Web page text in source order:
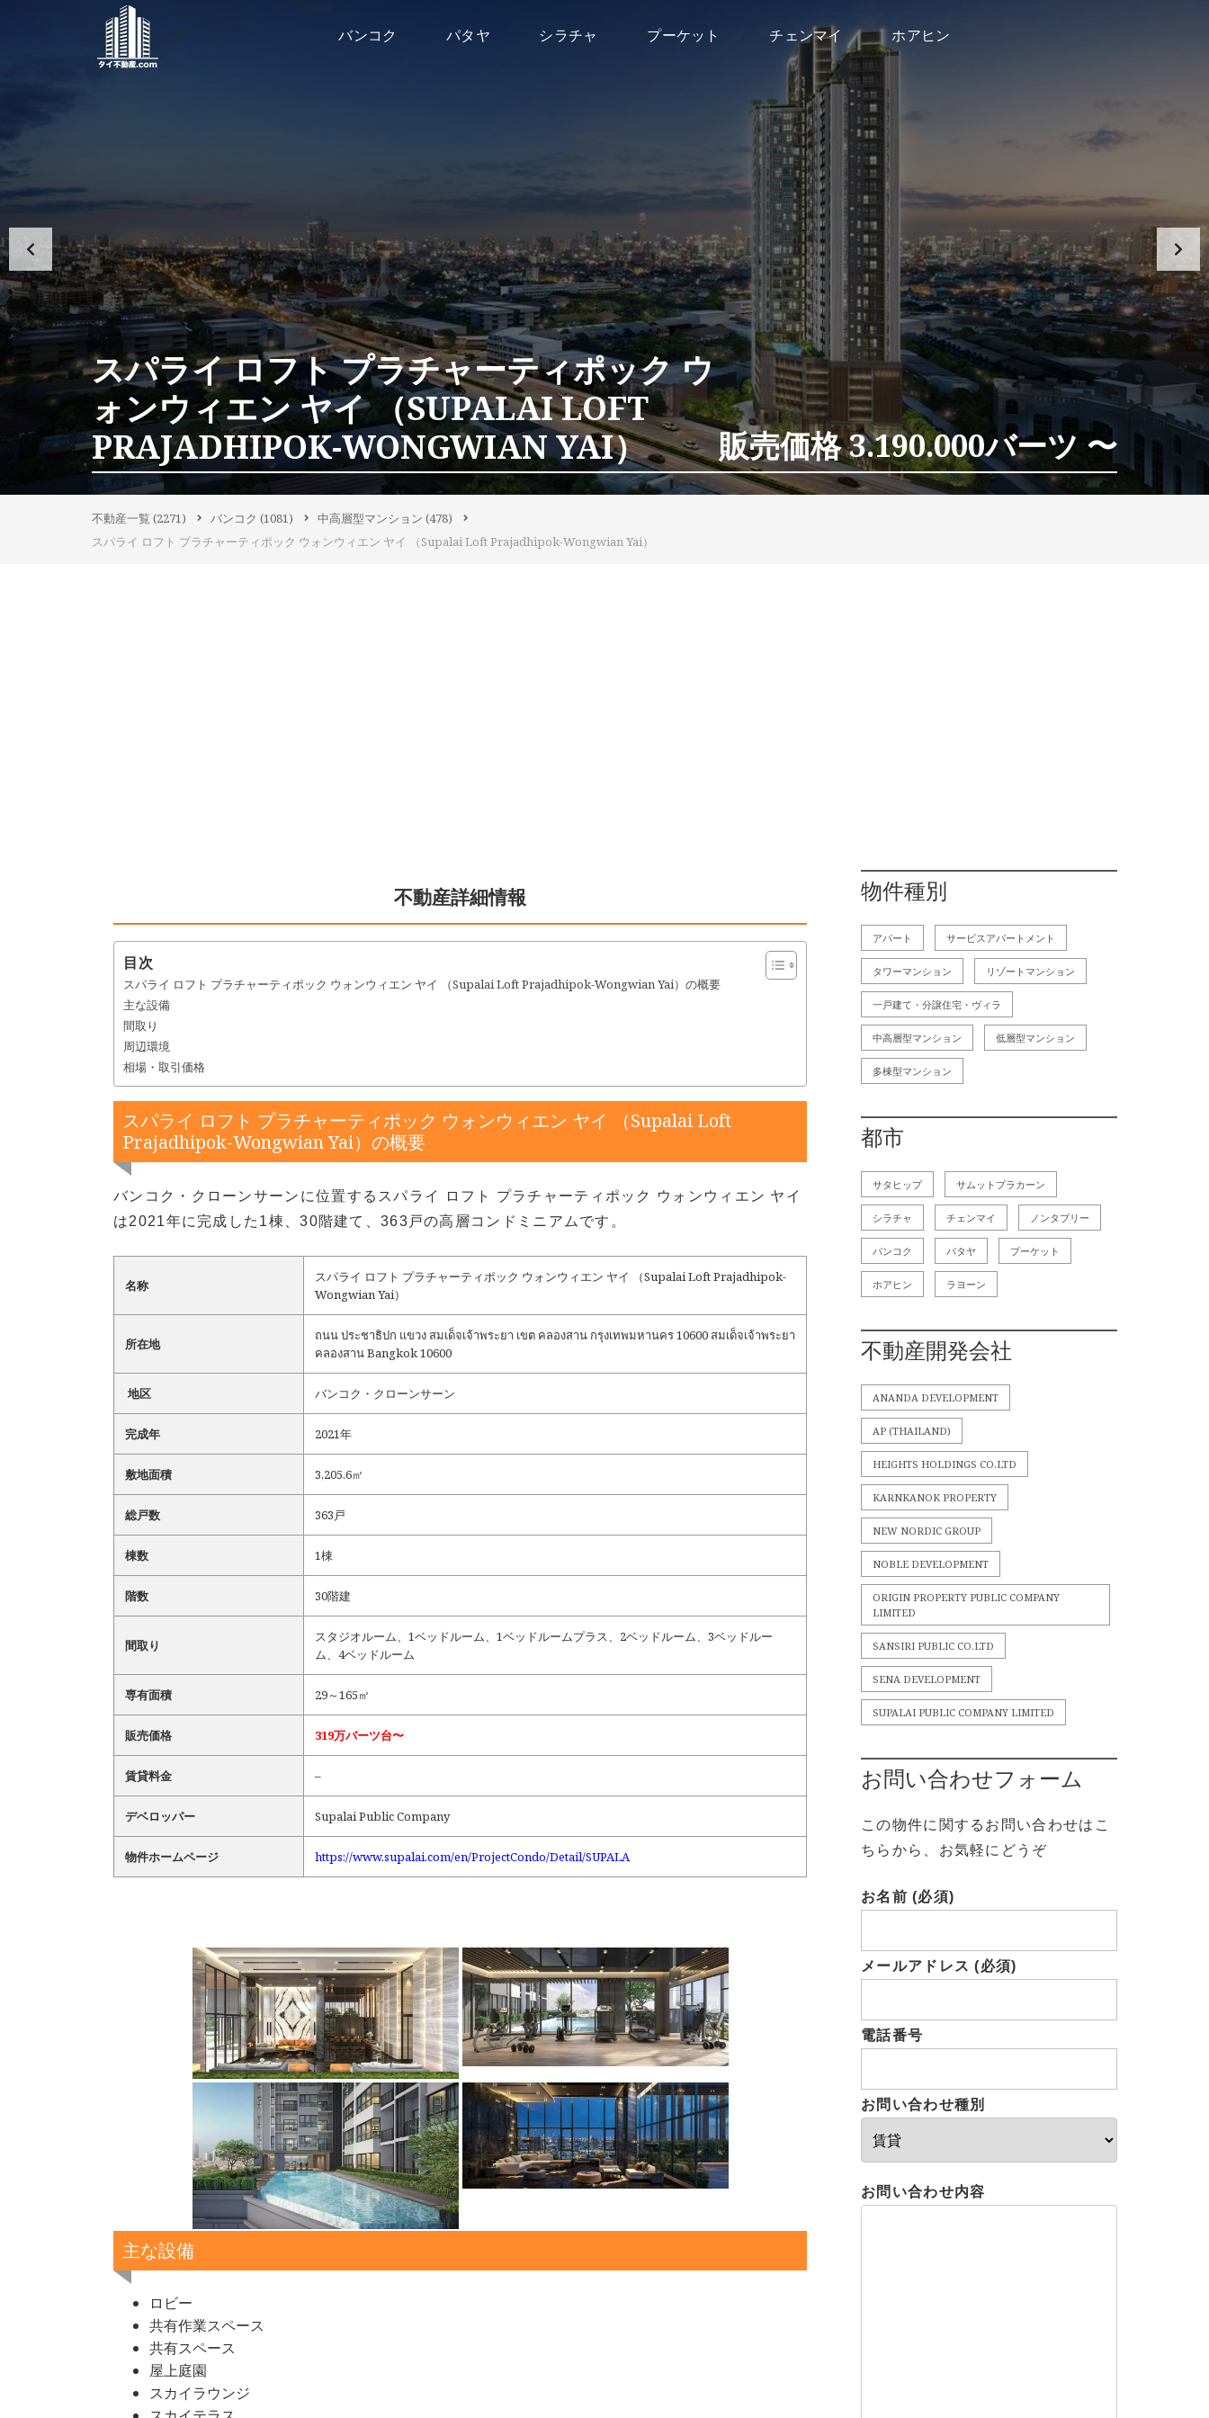
バンコク パタヤ シラチャ プーケット チェンマイ ホアヒン
スパライ ロフト プラチャーティポック ウ
ォンウィエン ヤイ （SUPALAI LOFT
PRAJADHIPOK-WONGWIAN YAI）
販売価格 3.190.000バーツ 〜
不動産一覧 (2271) バンコク (1081) 中高層型マンション (478)
スパライ ロフト プラチャーティポック ウォンウィエン ヤイ （Supalai Loft Prajadhipok-Wongwian Yai）
不動産詳細情報
目次
スパライ ロフト プラチャーティポック ウォンウィエン ヤイ （Supalai Loft Prajadhipok-Wongwian Yai）の概要
主な設備
間取り
周辺環境
相場・取引価格
スパライ ロフト プラチャーティポック ウォンウィエン ヤイ （Supalai Loft
Prajadhipok-Wongwian Yai）の概要
バンコク・クローンサーンに位置するスパライ ロフト プラチャーティポック ウォンウィエン ヤイ
は2021年に完成した1棟、30階建て、363戸の高層コンドミニアムです。
名称
スパライ ロフト プラチャーティポック ウォンウィエン ヤイ （Supalai Loft Prajadhipok-
Wongwian Yai）
所在地
ถนน ประชาธิปก แขวง สมเด็จเจ้าพระยา เขต คลองสาน กรุงเทพมหานคร 10600 สมเด็จเจ้าพระยา
คลองสาน Bangkok 10600
地区 バンコク・クローンサーン
完成年 2021年
敷地面積 3,205.6㎡
総戸数 363戸
棟数 1棟
階数 30階建
間取り
スタジオルーム、1ベッドルーム、1ベッドルームプラス、2ベッドルーム、3ベッドルー
ム、4ベッドルーム
専有面積 29～165㎡
販売価格 319万バーツ台〜
賃貸料金 –
デベロッパー Supalai Public Company
物件ホームページ https://www.supalai.com/en/ProjectCondo/Detail/SUPALA
主な設備
ロビー
共有作業スペース
共有スペース
屋上庭園
スカイラウンジ
物件種別
アパート サービスアパートメント
タワーマンション リゾートマンション
一戸建て・分譲住宅・ヴィラ
中高層型マンション 低層型マンション
多棟型マンション
都市
サタヒップ サムットプラカーン
シラチャ チェンマイ ノンタブリー
バンコク パタヤ プーケット
ホアヒン ラヨーン
不動産開発会社
ANANDA DEVELOPMENT
AP (THAILAND)
HEIGHTS HOLDINGS CO.LTD
KARNKANOK PROPERTY
NEW NORDIC GROUP
NOBLE DEVELOPMENT
ORIGIN PROPERTY PUBLIC COMPANY
LIMITED
SANSIRI PUBLIC CO.LTD
SENA DEVELOPMENT
SUPALAI PUBLIC COMPANY LIMITED
お問い合わせフォーム
この物件に関するお問い合わせはこ
ちらから、お気軽にどうぞ
お名前 (必須)
メールアドレス (必須)
電話番号
お問い合わせ種別
お問い合わせ内容